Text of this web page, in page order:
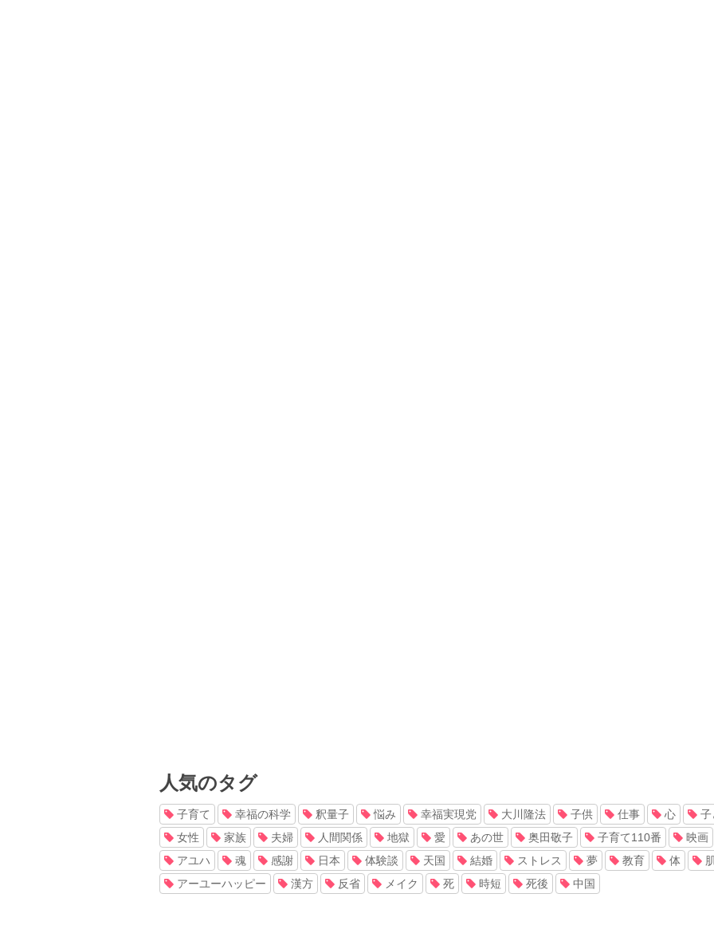
人気のタグ
子育て 幸福の科学 釈量子 悩み 幸福実現党 大川隆法 子供 仕事 心
子
女性
家族 夫婦 人間関係 地獄 愛 あの世 奥田敬子 子育て110番
映画
アユハ
魂 感謝 日本 体験談 天国 結婚 ストレス 夢 教育 体
アーユーハッピー
漢方 反省 メイク 死 時短 死後 中国